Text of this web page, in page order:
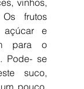
vinhos,
frutos
açúcar e
para o
Pode- se
suco,